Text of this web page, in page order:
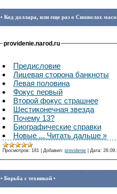
• Код доллара, или еще раз о Символах
providenie.narod.ru
Предисловие
Лицевая сторона банкноты
Левая половина
Фокус первый
Второй фокус страшнее
Шестиконечная звезда
Почему 13?
Биографические справки
Новые ... Читать дальше »
Просмотров: 181 Добавил: providenie Дата:
• Борьба с техникой •